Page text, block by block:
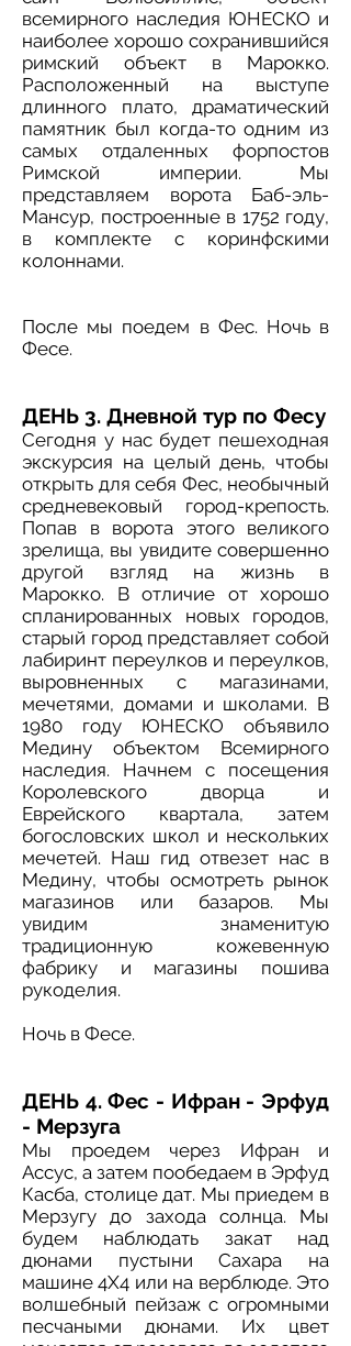
всемирного наследия ЮНЕСКО и
наиболее хорошо сохранившийся
римский объект в Марокко.
Расположенный на выступе
длинного плато, драматический
памятник был когда-то одним из
самых отдаленных форпостов
Римской империи. Мы
представляем ворота Баб-эль-
Мансур, построенные в 1752 году,
в комплекте с коринфскими
колоннами.
После мы поедем в Фес. Ночь в
Фесе.
ДЕНЬ 3. Дневной тур по Фесу
Сегодня у нас будет пешеходная
экскурсия на целый день, чтобы
открыть для себя Фес, необычный
средневековый город-крепость.
Попав в ворота этого великого
зрелища, вы увидите совершенно
другой взгляд на жизнь в
Марокко. В отличие от хорошо
спланированных новых городов,
старый город представляет собой
лабиринт переулков и переулков,
выровненных с магазинами,
мечетями, домами и школами. В
1980 году ЮНЕСКО объявило
Медину объектом Всемирного
наследия. Начнем с посещения
Королевского дворца и
Еврейского квартала, затем
богословских школ и нескольких
мечетей. Наш гид отвезет нас в
Медину, чтобы осмотреть рынок
магазинов или базаров. Мы
увидим знаменитую
традиционную кожевенную
фабрику и магазины пошива
рукоделия.
Ночь в Фесе.
ДЕНЬ 4. Фес - Ифран - Эрфуд
- Мерзуга
Мы проедем через Ифран и
Ассус, а затем пообедаем в Эрфуд
Касба, столице дат. Мы приедем в
Мерзугу до захода солнца. Мы
будем наблюдать закат над
дюнами пустыни Сахара на
машине 4X4 или на верблюде. Это
волшебный пейзаж с огромными
песчаными дюнами. Их цвет